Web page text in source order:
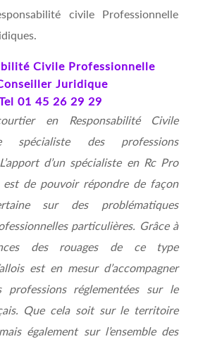
civile Professionnelle
Civile Professionnelle
Juridique
01 45 26 29 29
en Responsabilité Civile
spécialiste des professions
d’un spécialiste en Rc Pro
est de pouvoir répondre de façon
sur des problématiques
particulières. Grâce à
des rouages de ce type
est en mesur d’accompagner
professions réglementées sur le
Que cela soit sur le territoire
également sur l’ensemble des